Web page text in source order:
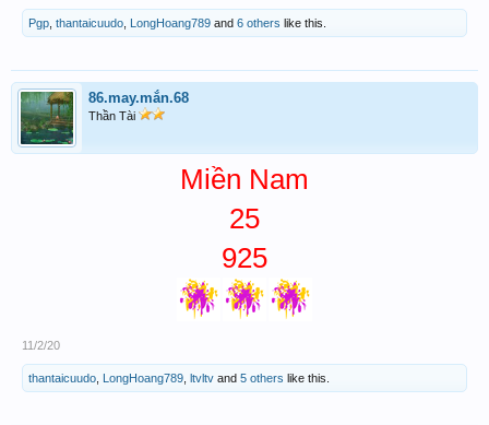
Pgp thantaicuudo LongHoang789 and 6 others like this.
86.may.mắn.68
Thần Tài
Miền Nam
25
925
11/2/20
thantaicuudo LongHoang789 ltvltv and 5 others like this.